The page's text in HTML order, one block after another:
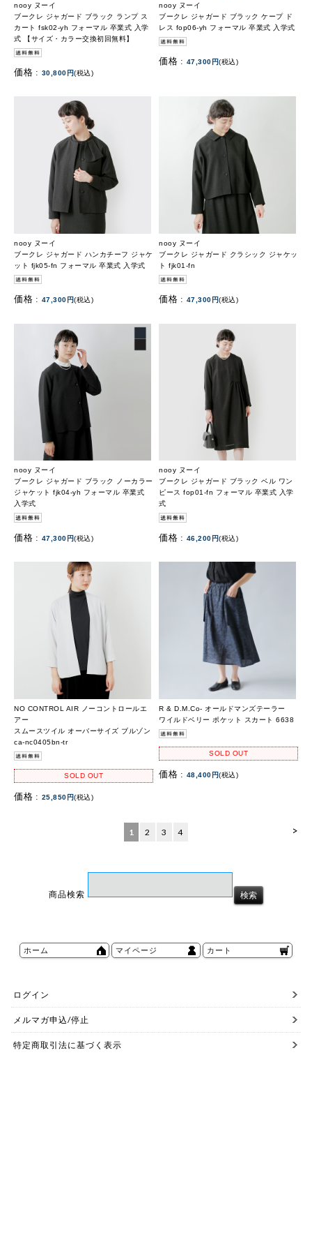
nooy ヌーイ
ブークレ ジャガード ブラック ランプ ス
カート fsk02-yh フォーマル 卒業式 入学
式 【サイズ・カラー交換初回無料】
価格 : 30,800円(税込)
nooy ヌーイ
ブークレ ジャガード ブラック ケープ ド
レス fop06-yh フォーマル 卒業式 入学式
価格 : 47,300円(税込)
nooy ヌーイ
ブークレ ジャガード ハンカチーフ ジャケ
ット fjk05-fn フォーマル 卒業式 入学式
価格 : 47,300円(税込)
nooy ヌーイ
ブークレ ジャガード クラシック ジャケッ
ト fjk01-fn
価格 : 47,300円(税込)
nooy ヌーイ
ブークレ ジャガード ブラック ノーカラー
ジャケット fjk04-yh フォーマル 卒業式
入学式
価格 : 47,300円(税込)
nooy ヌーイ
ブークレ ジャガード ブラック ベル ワン
ピース fop01-fn フォーマル 卒業式 入学
式
価格 : 46,200円(税込)
NO CONTROL AIR ノーコントロールエ
アー
スムースツイル オーバーサイズ ブルゾン
ca-nc0405bn-tr
SOLD OUT
価格 : 25,850円(税込)
R & D.M.Co- オールドマンズテーラー
ワイルドベリー ポケット スカート 6638
SOLD OUT
価格 : 48,400円(税込)
>
1 2 3 4
商品検索
ホーム マイページ カート
ログイン
メルマガ申込/停止
特定商取引法に基づく表示